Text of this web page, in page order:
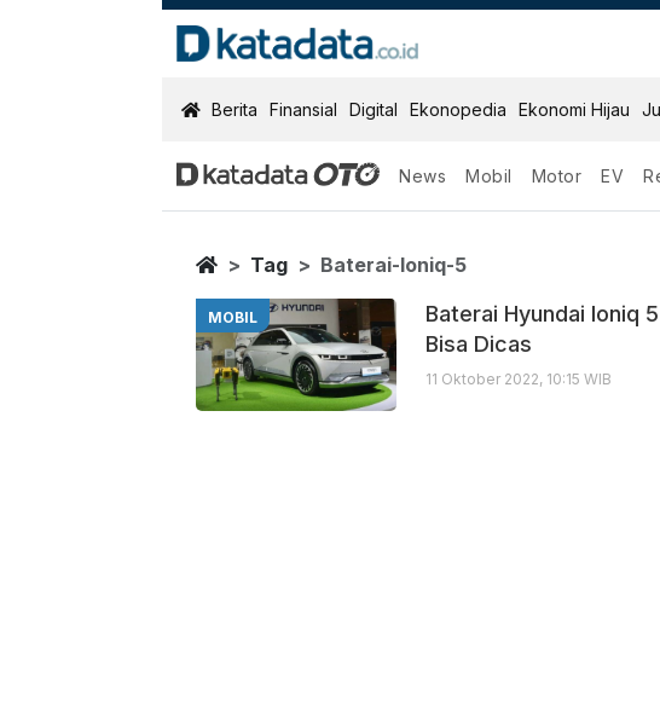
KatadataOTO
Berita Finansial Digital Ekonopedia Ekonomi Hijau
News Mobil Motor EV
Baterai Ioniq 5
Berita Terbaru
Home
Tag Baterai-Ioniq-5
MOBIL
Baterai Hyundai Ioniq
Bisa Dicas
11 Oktober 2022, 10:15 WIB